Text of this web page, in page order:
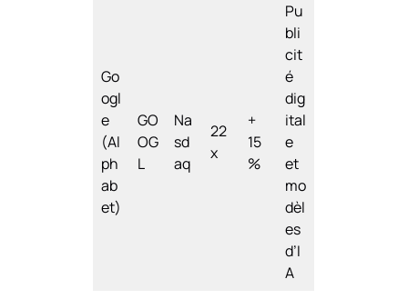
Go
ogl
e
(Al
ph
ab
et)
GO
OG
L
Na
sd
aq
22
x
+
15
%
Pu
bli
cit
é
dig
ital
e
et
mo
dèl
es
d’I
A